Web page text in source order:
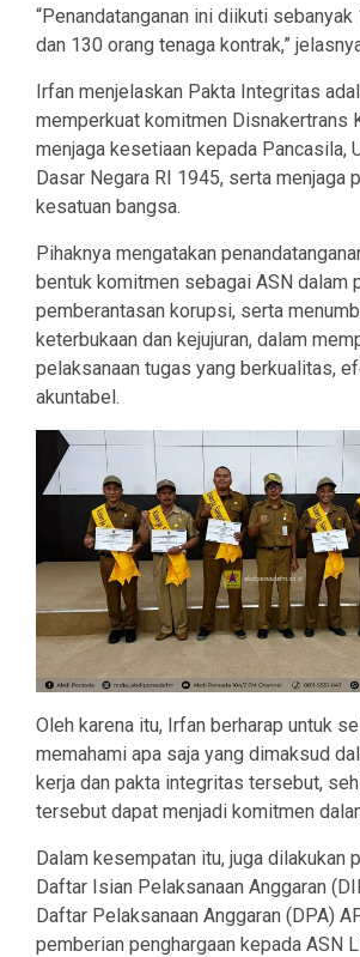
“Penandatanganan ini diikuti sebanyak
dan 130 orang tenaga kontrak,”
Irfan menjelaskan Pakta Integritas
memperkuat komitmen Disnakertrans
menjaga kesetiaan kepada Pancasila,
Dasar Negara RI 1945, serta menjaga
kesatuan bangsa.
Pihaknya mengatakan
bentuk komitmen sebagai ASN dalam
pemberantasan korupsi, serta
keterbukaan dan kejujuran, dalam
pelaksanaan tugas yang berkualitas,
akuntabel.
Oleh karena itu, Irfan berharap untuk
memahami apa saja yang dimaksud
kerja dan pakta integritas tersebut,
tersebut dapat menjadi komitmen
Dalam kesempatan itu, juga dilakukan
Daftar Isian Pelaksanaan Anggaran
Daftar Pelaksanaan Anggaran (DPA)
pemberian penghargaan kepada ASN